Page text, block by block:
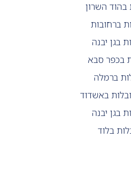
בהוד השרון
ברחובות
בגן יבנה
בכפר סבא
ברמלה
באשדוד
בגן יבנה
בלוד